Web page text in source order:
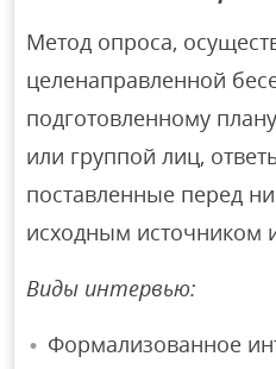
Метод опроса,
целенаправленной
подготовленному
или группой лиц,
поставленные перед
исходным источником
Виды интервью:
Формализованное